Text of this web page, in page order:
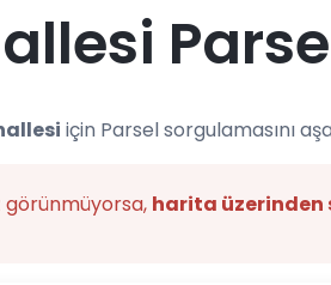
için Parsel sorgulamasını
görünmüyorsa, harita üzerinden